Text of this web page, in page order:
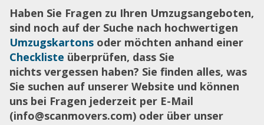
Haben Sie Fragen zu Ihren Umzugsangeboten,
sind noch auf der Suche nach hochwertigen
Umzugskartons oder möchten anhand einer
Checkliste überprüfen, dass Sie
nichts vergessen haben? Sie finden alles, was
Sie suchen auf unserer Website und können
uns bei Fragen jederzeit per E-Mail
(info@scanmovers.com) oder über unser